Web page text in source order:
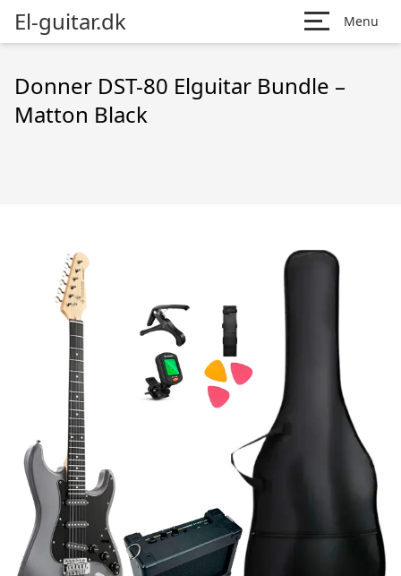
El-guitar.dk Menu
Donner DST-80 Elguitar Bundle –
Matton Black